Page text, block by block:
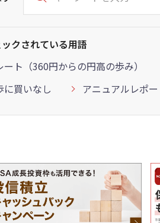
クされている用語
ート（360円からの円高の歩み）
に買いなし
アニュアルレポー